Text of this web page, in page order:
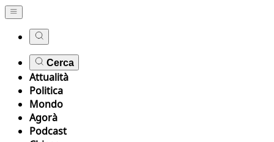
Cerca
Attualità
Politica
Mondo
Agorà
Podcast